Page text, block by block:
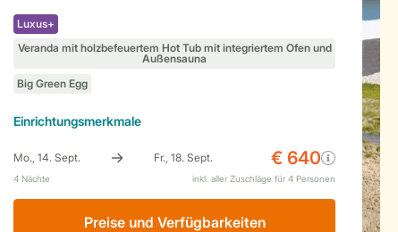
Einrichtungsmerkmale
Preise und Verfügbarkeiten